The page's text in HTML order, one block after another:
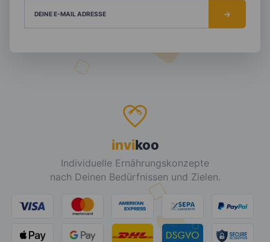
DEINE E-MAIL ADRESSE
invikoo
Individuelle Ernährungskonzepte
nach Deinen Bedürfnissen und Zielen.